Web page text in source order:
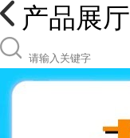
产品展厅